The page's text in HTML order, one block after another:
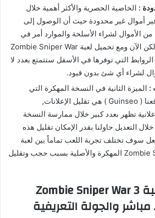
: الخاصية الحصرية والأكثر أهمية خلال
أموال غير محدودة حيث أن الوصول إلى
من الأموال لشراء الأسلحة والموارد أمر في
غاية الصعوبة, لكن الآن ومع تحميل لعبة Zombie Sniper War
الروابط التي توفرها في الأسفل ستتمتع بعدد لا
لشراء أي شئ بدون قيود.
: الميزة الثانية في النسخة المهكرة التي
نوفرها في موقعنا ( Guinseo ) هي تقليل الإعلانات,
تظهر بعدد كبير خلال ممارسة النسخة
التعديل حاولنا بقدر الإمكان تقليل هذه
سوف تختلف تجربة اللعب تماماً بين لعبة
Zombie Sniper War 3 المهكرة والأصلية بسبب حجب وتقليل
شرح قصة لعبة Zombie Sniper War 3
والجولة التعريفية